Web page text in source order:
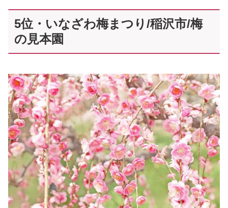
5位・いなざわ梅まつり/稲沢市/梅
の見本園